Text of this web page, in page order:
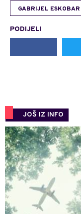
GABRIJEL ESKOBAR
PODIJELI
JOŠ IZ INFO